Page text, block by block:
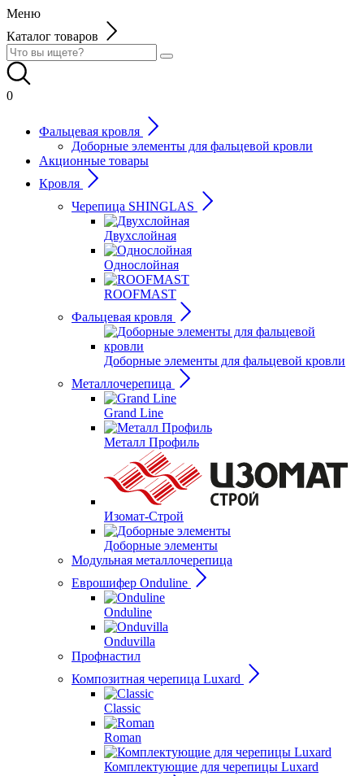
Меню
Каталог товаров
0
Фальцевая кровля
Доборные элементы для фальцевой кровли
Акционные товары
Кровля
Черепица SHINGLAS
Двухслойная
Однослойная
ROOFMAST
Фальцевая кровля
Доборные элементы для фальцевой кровли
Металлочерепица
Grand Line
Металл Профиль
Изомат-Строй
Доборные элементы
Модульная металлочерепица
Еврошифер Onduline
Onduline
Onduvilla
Профнастил
Композитная черепица Luxard
Сlassic
Roman
Комплектующие для черепицы Luxard